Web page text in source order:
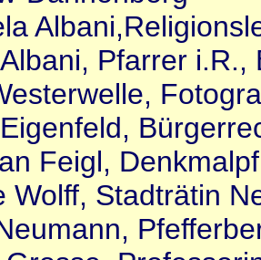
Pfarrer i.R.,
Feigl,
Wolff, Stadträtin